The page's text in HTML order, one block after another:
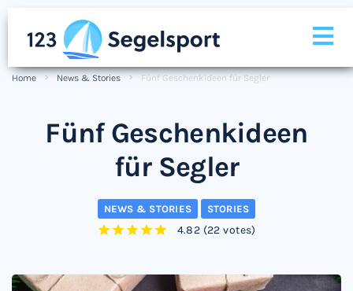
Home News & Stories Fünf Geschenkideen für Segler
Fünf Geschenkideen
für Segler
NEWS & STORIES STORIES
4.82 (22 votes)